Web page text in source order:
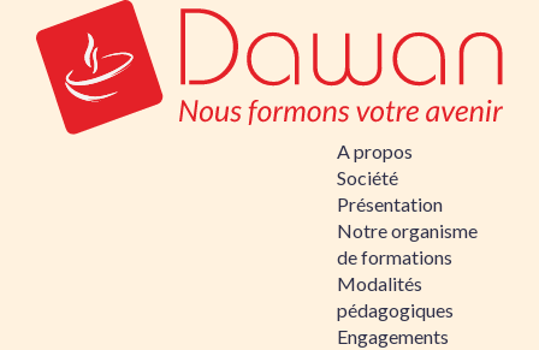
A propos
Société
Présentation
Notre organisme
de formations
Modalités
pédagogiques
Engagements